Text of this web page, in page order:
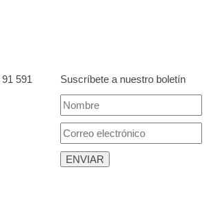
91 591
Suscríbete a nuestro boletín